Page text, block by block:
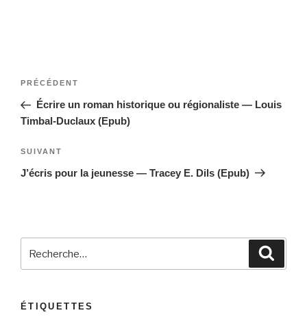
Navigation
l’article
Article
précédent
PRÉCÉDENT
Écrire un roman historique ou régionaliste — Louis
Timbal-Duclaux (Epub)
Article
suivant
SUIVANT
J’écris pour la jeunesse — Tracey E. Dils (Epub)
pour
ÉTIQUETTES